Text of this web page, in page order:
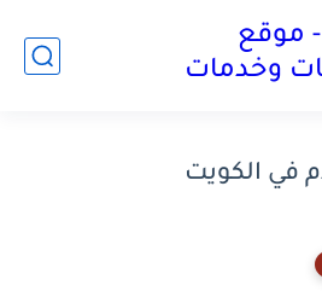
موقع
وخدمات
في الكويت